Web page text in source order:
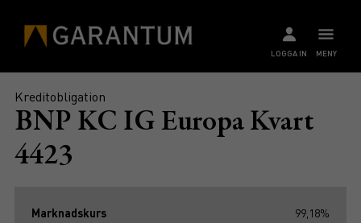
MENY
LOGGA IN
Kreditobligation
BNP KC IG Europa Kvart
4423
Marknadskurs
99,18%